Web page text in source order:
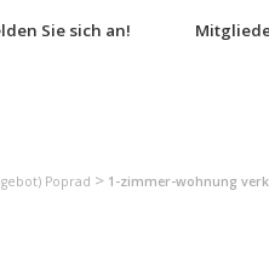
Sie sich an!
Poprad > 1-zimmer-wohnung